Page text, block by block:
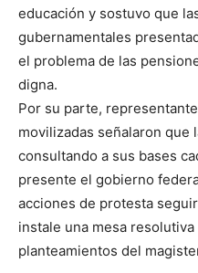
educación y sostuvo que
gubernamentales
el problema de las
digna.
Por su parte,
movilizadas señalaron que
consultando a sus bases
presente el gobierno
acciones de protesta
instale una mesa
planteamientos del